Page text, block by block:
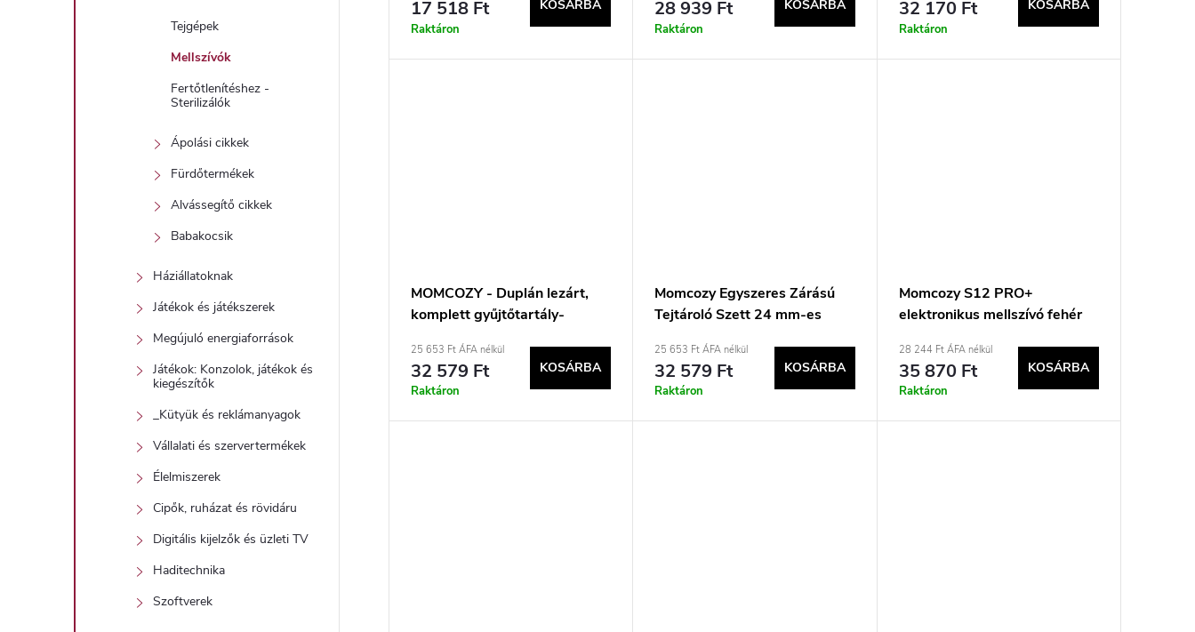
Tejgépek
Mellszívók
Fertőtlenítéshez -
Sterilizálók
Ápolási cikkek
Fürdőtermékek
Alvássegítő cikkek
Babakocsik
Háziállatoknak
Játékok és játékszerek
Megújuló energiaforrások
Játékok: Konzolok, játékok és
kiegészítők
_Kütyük és reklámanyagok
Vállalati és szervertermékek
Élelmiszerek
Cipők, ruházat és rövidáru
Digitális kijelzők és üzleti TV
Haditechnika
Szoftverek
17 518 Ft
Raktáron
KOSÁRBA 28 939 Ft
Raktáron
KOSÁRBA 32 170 Ft
Raktáron
KOSÁRBA
MOMCOZY - Duplán lezárt,
komplett gyűjtőtartály-
S9 Pro/S12 Pro modellekhez
25 653 Ft ÁFA nélkül
32 579 Ft
Raktáron
KOSÁRBA
Momcozy Egyszeres Zárású
Tejtároló Szett 24 mm-es
Pro készülékekhez
25 653 Ft ÁFA nélkül
32 579 Ft
Raktáron
KOSÁRBA
Momcozy S12 PRO+
elektronikus mellszívó fehér
28 244 Ft ÁFA nélkül
35 870 Ft
Raktáron
KOSÁRBA